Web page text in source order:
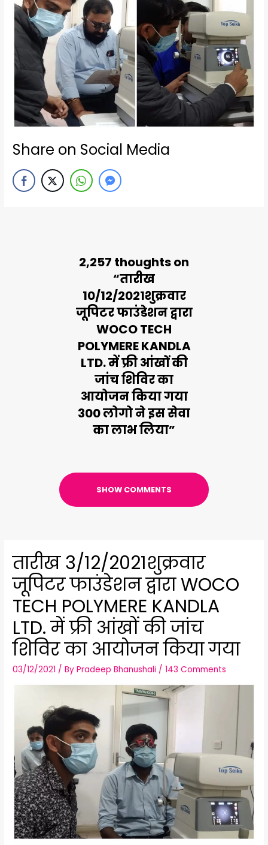
Share on Social Media
2,257 thoughts on
“तारीख
10/12/2021शुक्रवार
जूपिटर फाउंडेशन द्वारा
WOCO TECH
POLYMERE KANDLA
LTD. में फ्री आंखों की
जांच शिविर का
आयोजन किया गया
300 लोगो ने इस सेवा
का लाभ लिया”
SHOW COMMENTS
तारीख 3/12/2021शुक्रवार
जूपिटर फाउंडेशन द्वारा WOCO
TECH POLYMERE KANDLA
LTD. में फ्री आंखों की जांच
शिविर का आयोजन किया गया
03/12/2021 / ByPradeep Bhanushali /143 Comments